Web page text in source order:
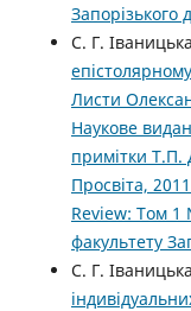
Запорізького
С. Г.
Листи
Наукове
примітки
Просвіта,
Review: Том 1
факультету
С. Г.